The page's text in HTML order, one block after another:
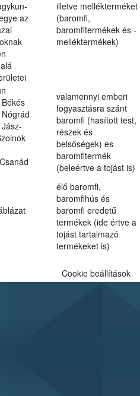
az
illetve mellékterméket
(baromfi,
baromfitermékek és -
melléktermékek)
valamennyi emberi
fogyasztásra szánt
baromfi (hasított test,
részek és
belsőségek) és
baromfitermék
(beleértve a tojást is)
élő baromfi,
baromfihús és
baromfi eredetű
termékek (ide értve a
tojást tartalmazó
termékeket is)
Cookie beállítások